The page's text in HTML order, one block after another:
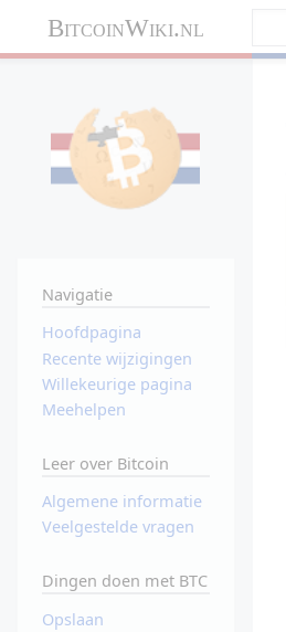
BitcoinWiki.nl
Navigatie
Hoofdpagina
Recente wijzigingen
Willekeurige pagina
Meehelpen
Leer over Bitcoin
Algemene informatie
Veelgestelde vragen
Dingen doen met BTC
Opslaan